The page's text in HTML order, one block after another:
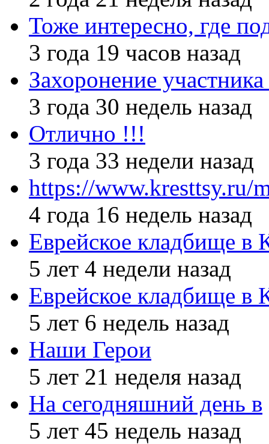
Тоже интересно, где
3 года 19 часов назад
Захоронение
3 года 30 недель назад
Отлично !!!
3 года 33 недели назад
https://www.kresttsy.ru/
4 года 16 недель назад
Еврейское кладбище в
5 лет 4 недели назад
Еврейское кладбище в
5 лет 6 недель назад
Наши Герои
5 лет 21 неделя назад
На сегодняшний день в
5 лет 45 недель назад